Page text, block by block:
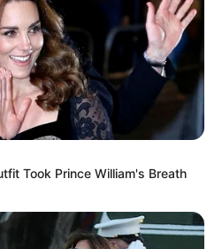
ratnagalih)
mengelola bisnis kuliner,
kursus memasak di
Took Prince William's Breath